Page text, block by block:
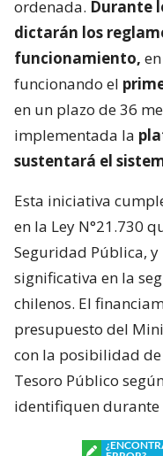
ordenada. Durante
dictarán los
funcionamiento,
funcionando el
en un plazo de 36
implementada la
sustentará el
Esta iniciativa
en la Ley N°21.730
Seguridad Pública,
significativa en la
chilenos. El
presupuesto del
con la posibilidad
Tesoro Público
identifiquen